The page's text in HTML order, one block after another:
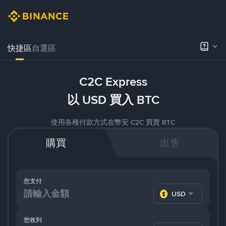
快捷區自選區
C2C Express
以 USD 買入 BTC
使用各種付款方式在幣安 C2C 買賣 BTC
購買 出售
您支付
USD
您收到